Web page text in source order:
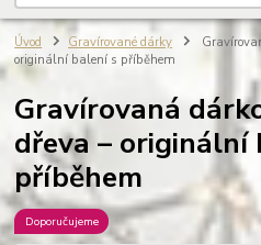
Úvod Gravírované dárky
originální balení s příběhem
Gravírovaná
dřeva – originální
příběhem
Doporučujeme